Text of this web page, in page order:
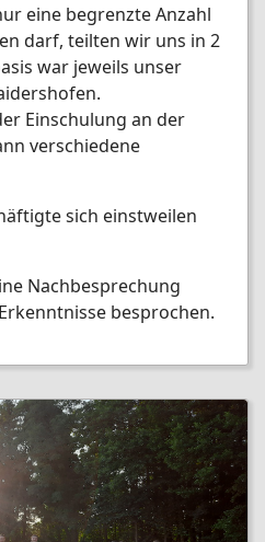
eine begrenzte Anzahl
darf, teilten wir uns in 2
war jeweils unser
Einschulung an der
verschiedene
sich einstweilen
Nachbesprechung
besprochen.